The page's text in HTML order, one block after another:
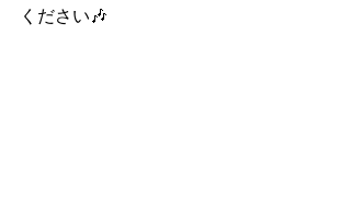
ください🎶